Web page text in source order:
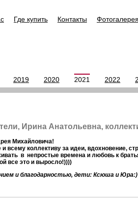
Где купить Контакты Фотогалерея
2019 2020 2021 2022
Ирина Анатольевна,
Михайловича!
всему коллективу за идеи, вдохновение,
в непростые времена и любовь к
все это и выросло!))))
и благодарностью, дети: Ксюша и Юра:)